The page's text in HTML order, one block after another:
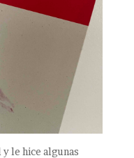
y le hice algunas